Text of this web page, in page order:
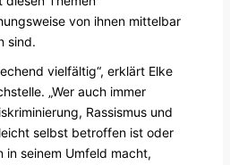
von ihnen mittelbar
sind.
vielfältig“, erklärt Elke
„Wer auch immer
Rassismus und
selbst betroffen ist oder
in seinem Umfeld macht,